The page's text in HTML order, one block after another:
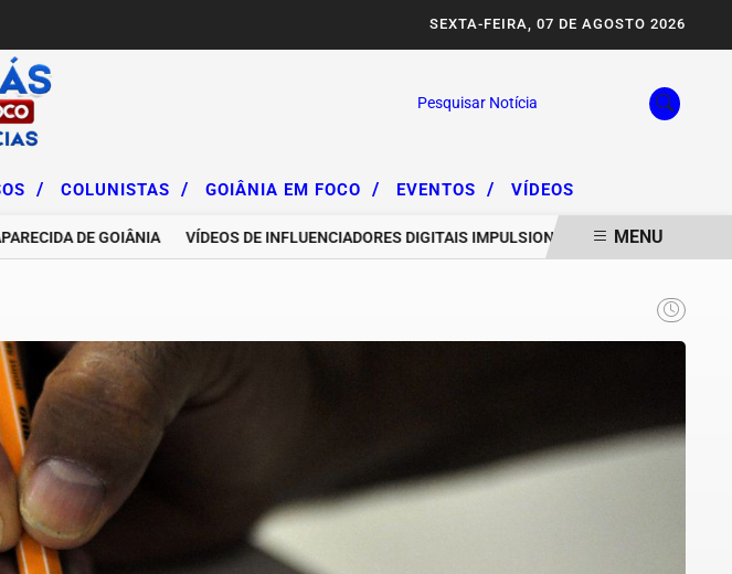
SEXTA-FEIRA, 07 DE AGOSTO 2026
Pesquisar Notícia
/ COLUNISTAS / GOIÂNIA EM FOCO / EVENTOS / VÍDEOS
DE GOIÂNIA VÍDEOS DE INFLUENCIADORES DIGITAIS IMPULSIONAM DEGRADAÇÃO DA SERRA
MENU